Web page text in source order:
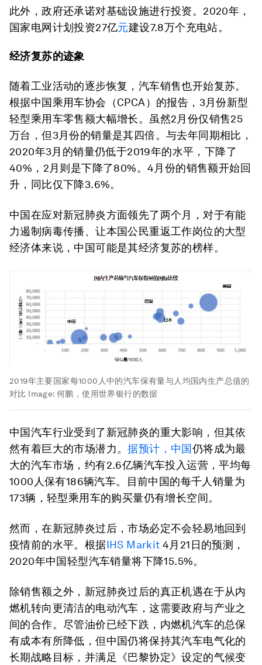
此外，政府还承诺对基础设施进行投资。2020年，
国家电网计划投资27亿元建设7.8万个充电站。
经济复苏的迹象
随着工业活动的逐步恢复，汽车销售也开始复苏。
根据中国乘用车协会（CPCA）的报告，3月份新型
轻型乘用车零售额大幅增长。虽然2月份仅销售25
万台，但3月份的销量是其四倍。与去年同期相比，
2020年3月的销量仍低于2019年的水平，下降了
40%，2月则是下降了80%。4月份的销售额开始回
升，同比仅下降3.6%。
中国在应对新冠肺炎方面领先了两个月，对于有能
力遏制病毒传播、让本国公民重返工作岗位的大型
经济体来说，中国可能是其经济复苏的榜样。
2019年主要国家每1000人中的汽车保有量与人均国内生产总值的
对比 Image:何鹏，使用世界银行的数据
中国汽车行业受到了新冠肺炎的重大影响，但其依
然有着巨大的市场潜力。据预计，中国仍将成为最
大的汽车市场，约有2.6亿辆汽车投入运营，平均每
1000人保有186辆汽车。目前中国的每千人销量为
173辆，轻型乘用车的购买量仍有增长空间。
然而，在新冠肺炎过后，市场必定不会轻易地回到
疫情前的水平。根据IHS Markit 4月21日的预测，
2020年中国轻型汽车销量将下降15.5%。
除销售额之外，新冠肺炎过后的真正机遇在于从内
燃机转向更清洁的电动汽车，这需要政府与产业之
间的合作。尽管油价已经下跌，内燃机汽车的总保
有成本有所降低，但中国仍将保持其汽车电气化的
长期战略目标，并满足《巴黎协定》设定的气候变